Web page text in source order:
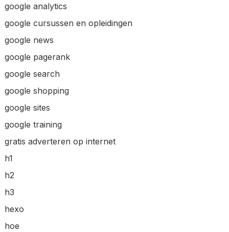
google analytics
google cursussen en opleidingen
google news
google pagerank
google search
google shopping
google sites
google training
gratis adverteren op internet
h1
h2
h3
hexo
hoe